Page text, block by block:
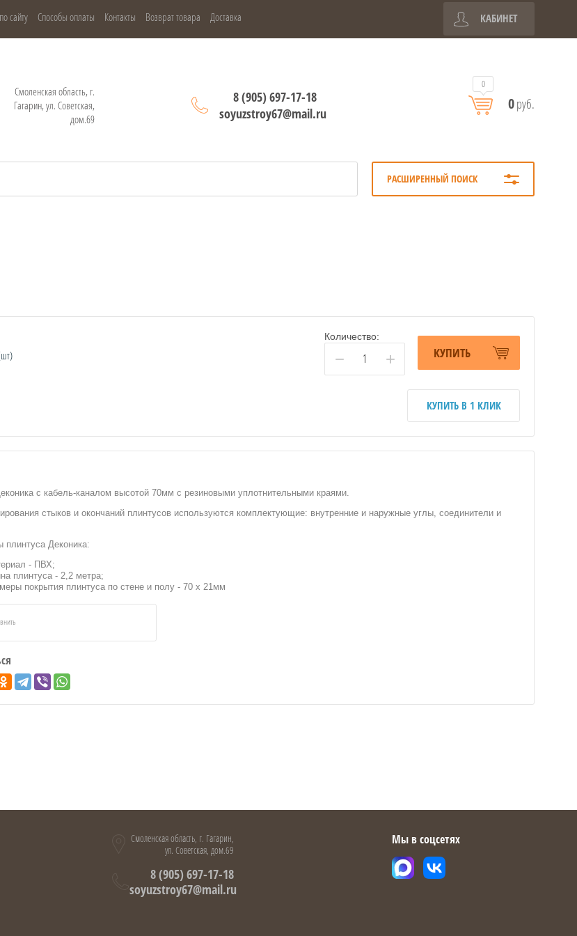
сайту Способы оплаты Контакты Возврат товара Доставка КАБИНЕТ
Смоленская область, г.
Гагарин, ул. Советская,
дом.69
8 (905) 697-17-18
soyuzstroy67@mail.ru
0
0руб.
РАСШИРЕННЫЙ ПОИСК
Количество:
− + КУПИТЬ
КУПИТЬ В 1 КЛИК
с кабель-каналом высотой 70мм с резиновыми уплотнительными краями.
стыков и окончаний плинтусов используются комплектующие: внутренние и наружные углы, соединители и
плинтуса Деконика:
- ПВХ;
плинтуса - 2,2 метра;
покрытия плинтуса по стене и полу - 70 х 21мм
Смоленская область, г. Гагарин,
ул. Советская, дом.69
8 (905) 697-17-18
soyuzstroy67@mail.ru
Мы в соцсетях